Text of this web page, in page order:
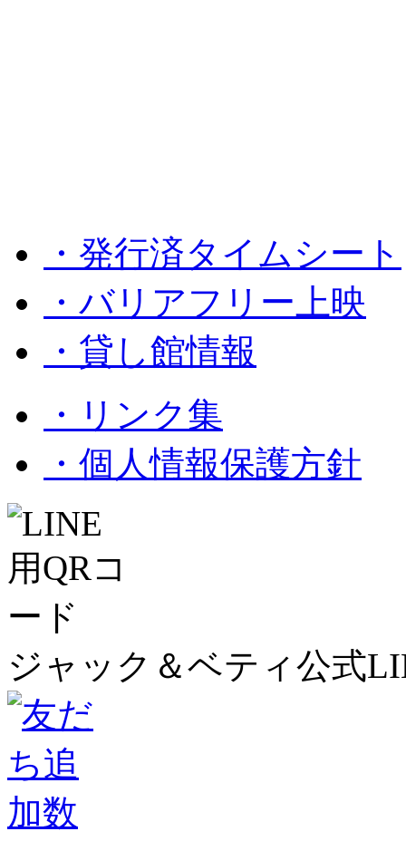
・発行済タイムシート
・バリアフリー上映
・貸し館情報
・リンク集
・個人情報保護方針
ジャック＆ベティ公式